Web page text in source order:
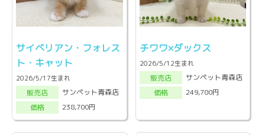
サイベリアン・フォレス
ト・キャット
2026/5/17生まれ
販売店
サンペット青森店
価格
238,700円
チワワ×ダックス
2026/5/12生まれ
販売店
サンペット青森店
価格
249,700円